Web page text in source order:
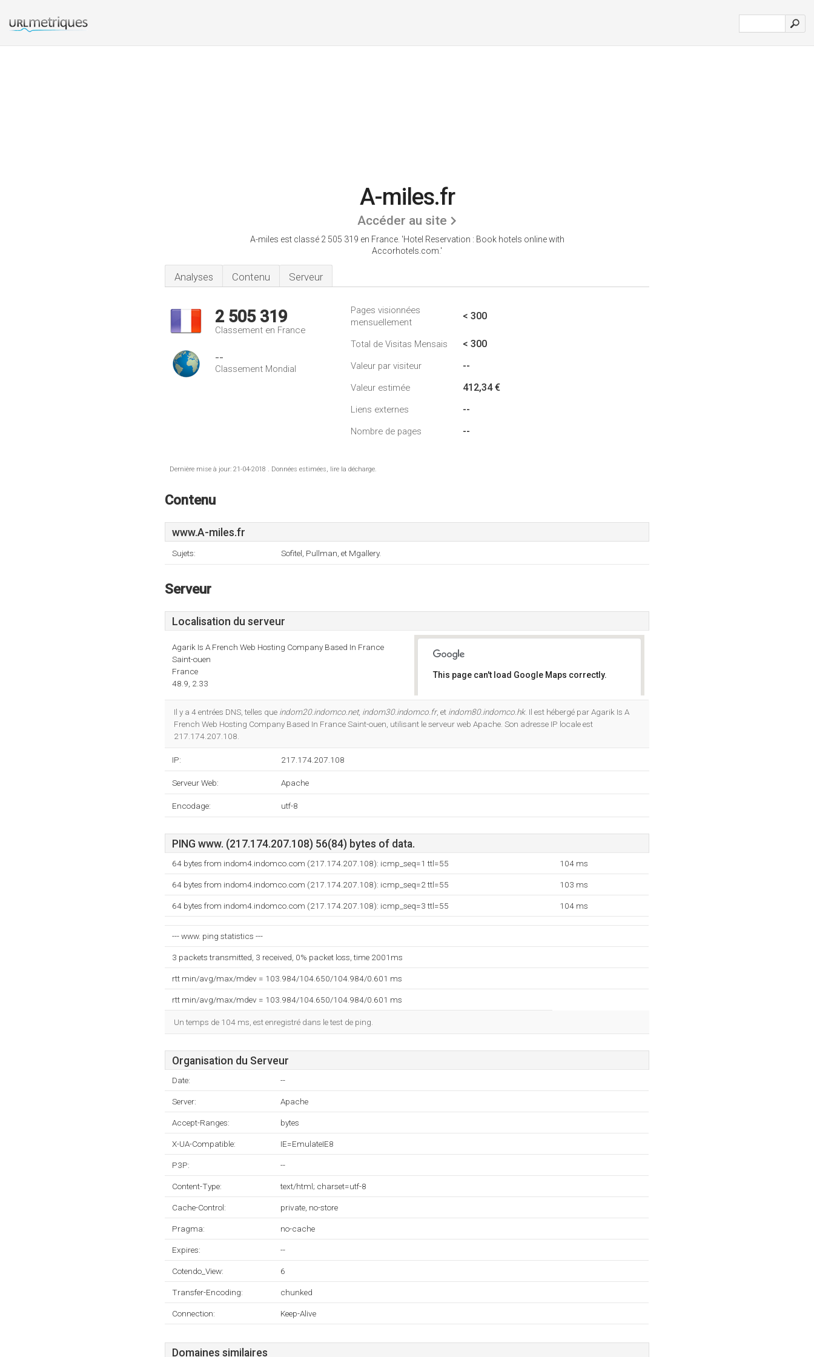
A-miles.fr
Accéder au site
A-miles est classé 2 505 319 en France. 'Hotel Reservation : Book hotels online with
Accorhotels.com.'
Analyses Contenu Serveur
2 505 319
Classement en France
--
Classement Mondial
Pages visionnées
mensuellement
< 300
Total de Visitas Mensais < 300
Valeur par visiteur --
Valeur estimée 412,34 €
Liens externes --
Nombre de pages --
Dernière mise à jour: 21-04-2018 . Données estimées, lire la décharge.
Contenu
www.A-miles.fr
Sujets: Sofitel, Pullman, et Mgallery.
Serveur
Localisation du serveur
Agarik Is A French Web Hosting Company Based In France
Saint-ouen
France
48.9, 2.33
This page can't load Google Maps correctly.
Il y a 4 entrées DNS, telles que indom20.indomco.net, indom30.indomco.fr, et indom80.indomco.hk. Il est hébergé par Agarik Is A
French Web Hosting Company Based In France Saint-ouen, utilisant le serveur web Apache. Son adresse IP locale est
217.174.207.108.
IP: 217.174.207.108
Serveur Web: Apache
Encodage: utf-8
PING www. (217.174.207.108) 56(84) bytes of data.
64 bytes from indom4.indomco.com (217.174.207.108): icmp_seq=1 ttl=55 104 ms
64 bytes from indom4.indomco.com (217.174.207.108): icmp_seq=2 ttl=55 103 ms
64 bytes from indom4.indomco.com (217.174.207.108): icmp_seq=3 ttl=55 104 ms
--- www. ping statistics ---
3 packets transmitted, 3 received, 0% packet loss, time 2001ms
rtt min/avg/max/mdev = 103.984/104.650/104.984/0.601 ms
rtt min/avg/max/mdev = 103.984/104.650/104.984/0.601 ms
Un temps de 104 ms, est enregistré dans le test de ping.
Organisation du Serveur
Date: --
Server: Apache
Accept-Ranges: bytes
X-UA-Compatible: IE=EmulateIE8
P3P: --
Content-Type: text/html; charset=utf-8
Cache-Control: private, no-store
Pragma: no-cache
Expires: --
Cotendo_View: 6
Transfer-Encoding: chunked
Connection: Keep-Alive
Domaines similaires